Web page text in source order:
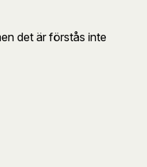
det är förstås inte